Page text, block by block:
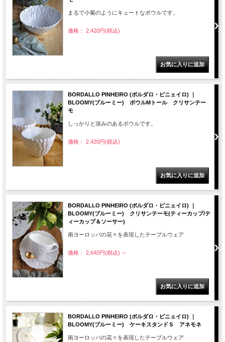
まるで小菊のようにキュートなボウルです。
価格： 2,420円(税込)
BORDALLO PINHEIRO (ボルダロ・ピニェイロ) ｜
BLOOMY(ブルーミー) ボウルMトール クリサンテー
モ
しっかりと深みのあるボウルです。
価格： 2,420円(税込)
BORDALLO PINHEIRO (ボルダロ・ピニェイロ) ｜
BLOOMY(ブルーミー) クリサンテーモ(ティーカップ/テ
ィーカップ＆ソーサー)
南ヨーロッパの花々を表現したテーブルウェア
価格： 2,640円(税込) ～
BORDALLO PINHEIRO (ボルダロ・ピニェイロ) ｜
BLOOMY(ブルーミー) ケーキスタンドＳ アネモネ
南ヨーロッパの花々を表現したテーブルウェア